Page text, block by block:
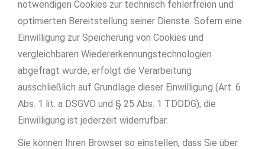
notwendigen Cookies zur technisch fehlerfreien und
optimierten Bereitstellung seiner Dienste. Sofern eine
Einwilligung zur Speicherung von Cookies und
vergleichbaren Wiedererkennungstechnologien
abgefragt wurde, erfolgt die Verarbeitung
ausschließlich auf Grundlage dieser Einwilligung (Art. 6
Abs. 1 lit. a DSGVO und § 25 Abs. 1 TDDDG); die
Einwilligung ist jederzeit widerrufbar.
Sie können Ihren Browser so einstellen, dass Sie über